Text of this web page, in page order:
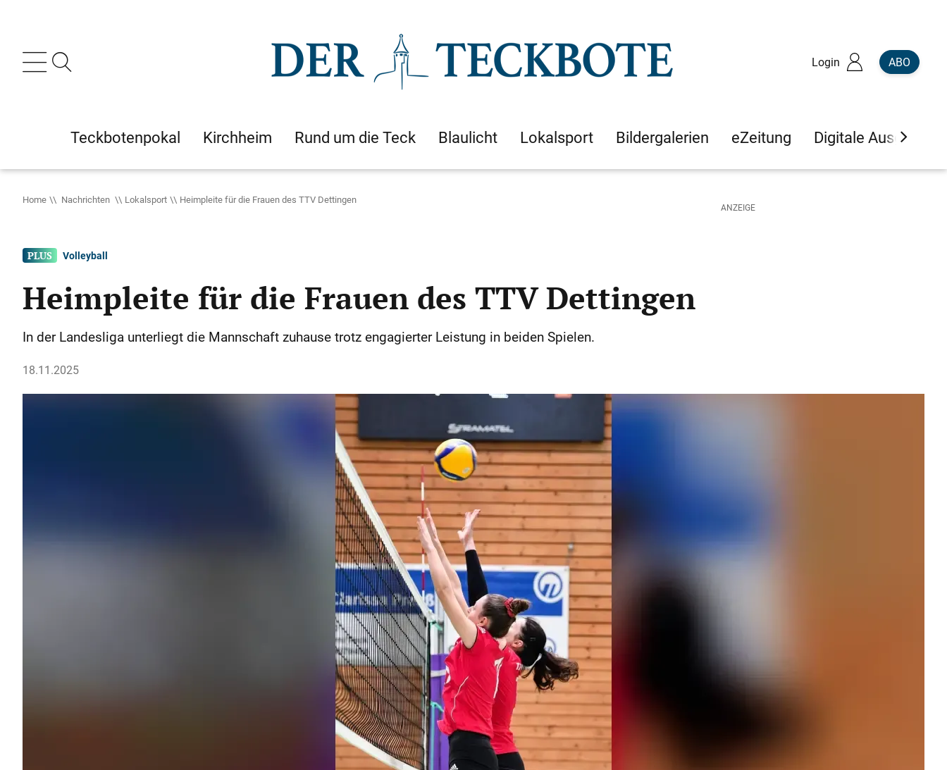
Login ABO
Teckbotenpokal Kirchheim Rund um die Teck Blaulicht Lokalsport Bildergalerien eZeitung Digitale Ausgaben
Home Nachrichten Lokalsport Heimpleite für die Frauen des TTV Dettingen
Volleyball
Heimpleite für die Frauen des TTV Dettingen
In der Landesliga unterliegt die Mannschaft zuhause trotz engagierter Leistung in beiden Spielen.
18.11.2025